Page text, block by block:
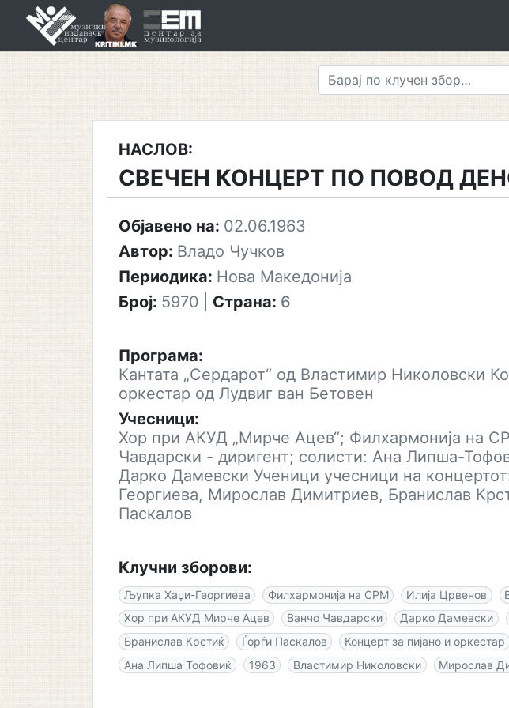
НАСЛОВ:
СВЕЧЕН КОНЦЕРТ ПО ПОВОД
Објавено на: 02.06.1963
Автор: Владо Чучков
Периодика: Нова Македонија
Број: 5970 Страна: 6
Програма:
Кантата „Сердарот“ од Властимир Николовски
оркестар од Лудвиг ван Бетовен
Учесници:
Хор при АКУД „Мирче Ацев“; Филхармонија на
Чавдарски - диригент; солисти: Ана Липша-
Дарко Дамевски Ученици учесници на
Георгиева, Мирослав Димитриев, Бранислав
Паскалов
Клучни зборови:
Љупка Хаџи-Георгиева Филхармонија на СРМ Илија Црвенов
Хор при АКУД Мирче Ацев
Ванчо Чавдарски Дарко Дамевски
Бранислав Крстиќ
Ѓорѓи Паскалов Концерт за пијано и оркестар
Ана Липша Тофовиќ
1963 Властимир Николовски Мирослав